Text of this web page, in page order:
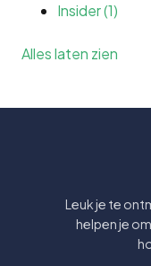
Insider(1)
Alles laten zien
Leuk je te
helpen je